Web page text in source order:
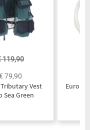
119,90
79,90
Vest
Sea Green
Euro